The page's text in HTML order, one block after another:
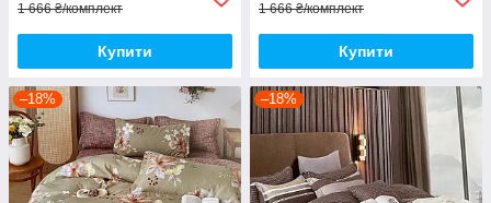
1 666 ₴/комплект
Купити
1 666 ₴/комплект
Купити
–18% –18%